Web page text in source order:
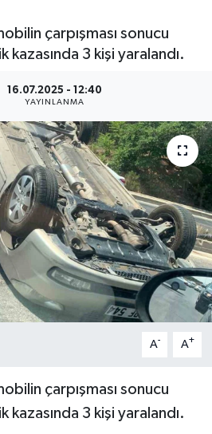
çarpışması sonucu
3 kişi yaralandı.
16.07.2025 - 12:40
YAYINLANMA
A- A+
çarpışması sonucu
3 kişi yaralandı.